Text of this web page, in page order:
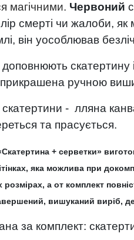
магічними. Червоний
смерті чи жалоби,
він уособлював
скатертину
ручною
- лляна
та прасується.
+ серветки»
яка можлива при
розмірах, а от комплект
вишуканий виріб,
за комплект: